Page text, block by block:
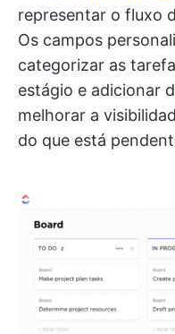
representar o fluxo
Os campos
categorizar as
estágio e adicionar
melhorar a
do que está